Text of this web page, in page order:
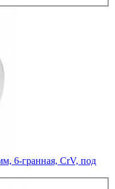
6-гранная, CrV, под